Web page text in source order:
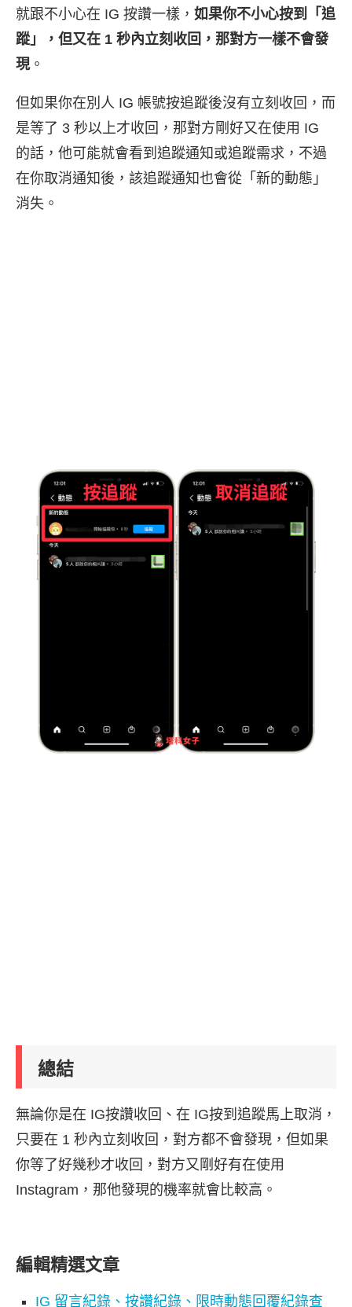
就跟不小心在 IG 按讚一樣， 如果你不小心按到「追
蹤」，但又在 1 秒內立刻收回，那對方一樣不會發
現。
但如果你在別人 IG 帳號按追蹤後沒有立刻收回，而
是等了 3 秒以上才收回，那對方剛好又在使用 IG
的話，他可能就會看到追蹤通知或追蹤需求，不過
在你取消通知後，該追蹤通知也會從「新的動態」
消失。
總結
無論你是在 IG按讚收回、在 IG按到追蹤馬上取消，
只要在 1 秒內立刻收回，對方都不會發現，但如果
你等了好幾秒才收回，對方又剛好有在使用
Instagram，那他發現的機率就會比較高。
編輯精選文章
IG 留言紀錄、按讚紀錄、限時動態回覆紀錄查